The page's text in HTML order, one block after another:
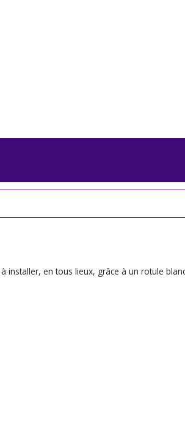
installer, en tous lieux, grâce à un rotule